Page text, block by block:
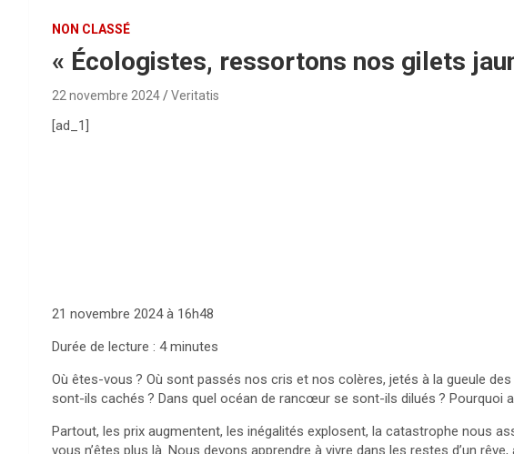
NON CLASSÉ
« Écologistes, ressortons nos gilets
22 novembre 2024 Veritatis
[ad_1]
21 novembre 2024 à 16h48
Durée de lecture : 4 minutes
Où êtes-vous ? Où sont passés nos cris et nos colères, jetés à la gueule
sont-ils cachés ? Dans quel océan de rancœur se sont-ils dilués ? Pourquoi
Partout, les prix augmentent, les inégalités explosent, la catastrophe nous
vous n’êtes plus là. Nous devons apprendre à vivre dans les restes d’un